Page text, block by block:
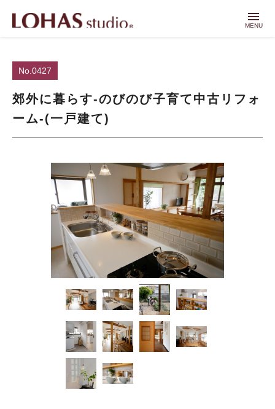
menu
MENU
No.0427
郊外に暮らす-のびのび子育て中古リフォ
ーム-(一戸建て)